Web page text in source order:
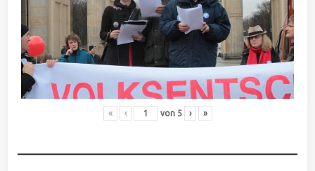
« ‹ von 5 › »